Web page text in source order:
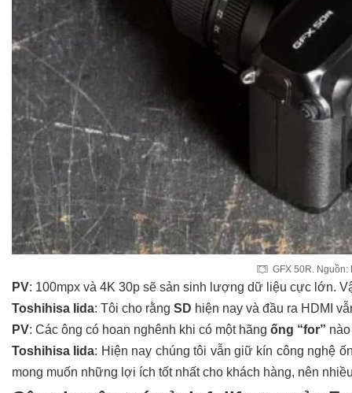
GFX 50R. Nguồn:
PV: 100mpx và 4K 30p sẽ sản sinh lượng dữ liệu cực lớn.
Toshihisa Iida: Tôi cho rằng SD hiện nay và đầu ra HDMI
PV: Các ông có hoan nghênh khi có một hãng ống “for”
Toshihisa Iida: Hiện nay chúng tôi vẫn giữ kín công nghệ
mong muốn những lợi ích tốt nhất cho khách hàng, nên